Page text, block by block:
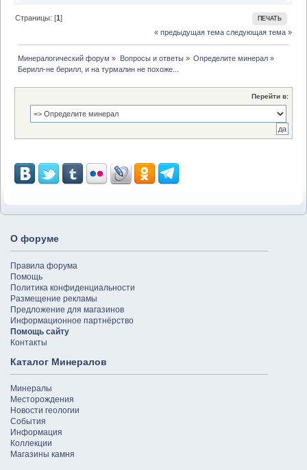
ПЕЧАТЬ
Страницы: [1]
« предыдущая тема следующая тема »
Минералогический форум » Вопросы и ответы» Определите минерал»
Берилл-не берилл, и на турмалин не похоже...
Перейти в:
О форуме
Правила форума
Помощь
Политика конфиденциальности
Размещение рекламы
Предложение для магазинов
Информационное партнёрство
Помощь сайту
Контакты
Каталог Минералов
Минералы
Месторождения
Новости геологии
События
Информация
Коллекции
Магазины камня